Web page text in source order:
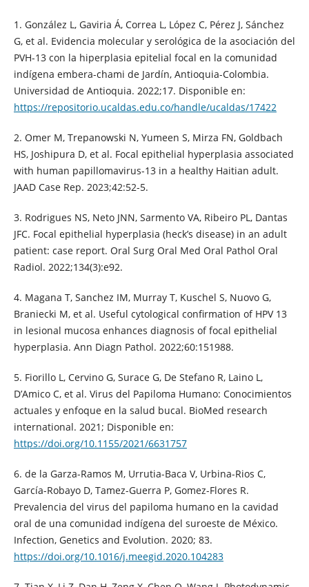
1. González L, Gaviria Á, Correa L, López C, Pérez J, Sánchez
G, et al. Evidencia molecular y serológica de la asociación del
PVH-13 con la hiperplasia epitelial focal en la comunidad
indígena embera-chami de Jardín, Antioquia-Colombia.
Universidad de Antioquia. 2022;17. Disponible en:
https://repositorio.ucaldas.edu.co/handle/ucaldas/17422
2. Omer M, Trepanowski N, Yumeen S, Mirza FN, Goldbach
HS, Joshipura D, et al. Focal epithelial hyperplasia associated
with human papillomavirus-13 in a healthy Haitian adult.
JAAD Case Rep. 2023;42:52-5.
3. Rodrigues NS, Neto JNN, Sarmento VA, Ribeiro PL, Dantas
JFC. Focal epithelial hyperplasia (heck’s disease) in an adult
patient: case report. Oral Surg Oral Med Oral Pathol Oral
Radiol. 2022;134(3):e92.
4. Magana T, Sanchez IM, Murray T, Kuschel S, Nuovo G,
Braniecki M, et al. Useful cytological confirmation of HPV 13
in lesional mucosa enhances diagnosis of focal epithelial
hyperplasia. Ann Diagn Pathol. 2022;60:151988.
5. Fiorillo L, Cervino G, Surace G, De Stefano R, Laino L,
D’Amico C, et al. Virus del Papiloma Humano: Conocimientos
actuales y enfoque en la salud bucal. BioMed research
international. 2021; Disponible en:
https://doi.org/10.1155/2021/6631757
6. de la Garza-Ramos M, Urrutia-Baca V, Urbina-Rios C,
García-Robayo D, Tamez-Guerra P, Gomez-Flores R.
Prevalencia del virus del papiloma humano en la cavidad
oral de una comunidad indígena del suroeste de México.
Infection, Genetics and Evolution. 2020; 83.
https://doi.org/10.1016/j.meegid.2020.104283